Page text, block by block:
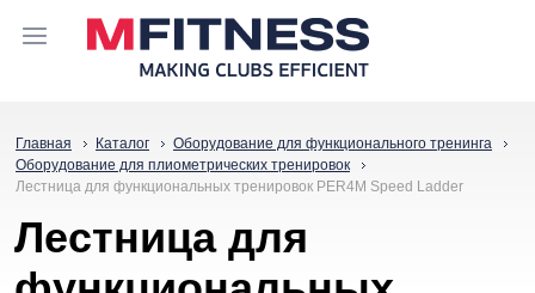
Главная Каталог
Оборудование для функционального тренинга
Оборудование для плиометрических тренировок
Лестница для функциональных тренировок PER4M Speed Ladder
Лестница для